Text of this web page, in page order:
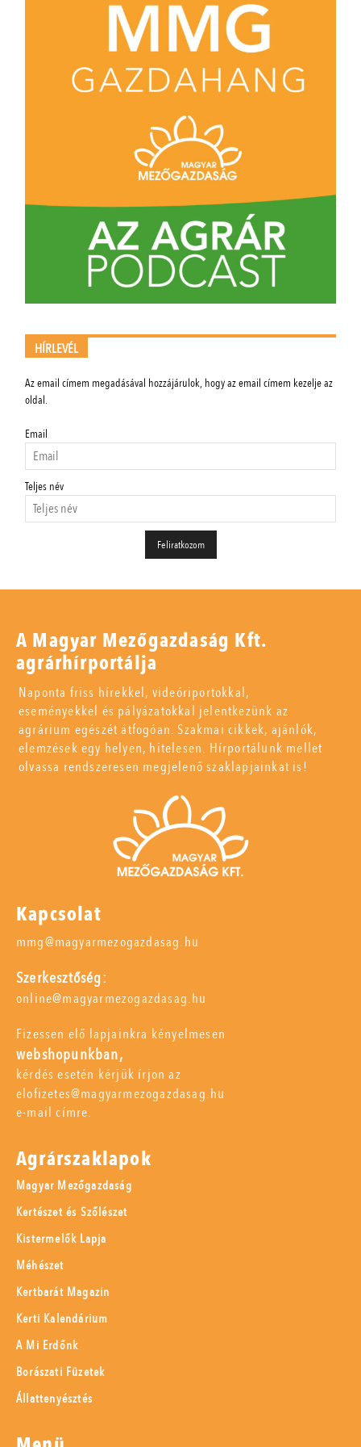
HÍRLEVÉL
Az email címem megadásával hozzájárulok, hogy az email címem kezelje az
oldal.
Email
Teljes név
A Magyar Mezőgazdaság Kft.
agrárhírportálja
Naponta friss hírekkel, videóriportokkal,
eseményekkel és pályázatokkal jelentkezünk az
agrárium egészét átfogóan. Szakmai cikkek, ajánlók,
elemzések egy helyen, hitelesen. Hírportálunk mellet
olvassa rendszeresen megjelenő szaklapjainkat is!
Kapcsolat
mmg@magyarmezogazdasag.hu
Szerkesztőség:
online@magyarmezogazdasag.hu
Fizessen elő lapjainkra kényelmesen
webshopunkban,
kérdés esetén kérjük írjon az
elofizetes@magyarmezogazdasag.hu
e-mail címre.
Agrárszaklapok
Magyar Mezőgazdaság
Kertészet és Szőlészet
Kistermelők Lapja
Méhészet
Kertbarát Magazin
Kerti Kalendárium
A Mi Erdőnk
Borászati Füzetek
Állattenyésztés